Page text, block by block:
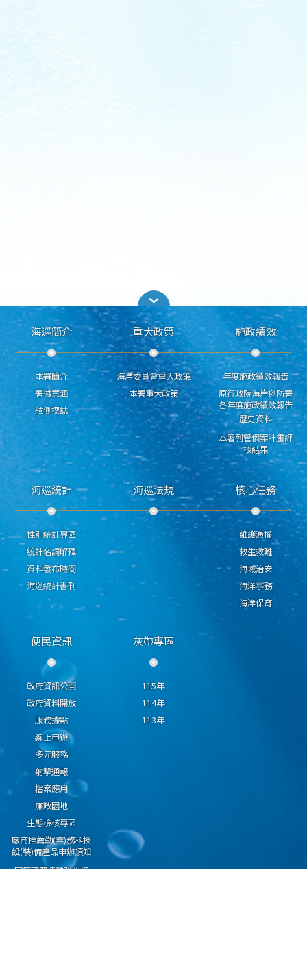
海巡簡介
本署簡介
署徽意涵
舷側標誌
重大政策
海洋委員會重大政策
本署重大政策
施政績效
年度施政績效報告
原行政院海岸巡防署
各年度施政績效報告
歷史資料
本署列管個案計畫評
核結果
海巡統計
性別統計專區
統計名詞解釋
資料發布時間
海巡統計書刊
海巡法規 核心任務
維護漁權
救生救難
海域治安
海洋事務
海洋保育
便民資訊
政府資訊公開
政府資料開放
服務據點
線上申辦
多元服務
射擊通報
檔案應用
廉政園地
生態檢核專區
廠商推薦勤(業)務科技
設(裝)備產品申辦須知
因應國際情勢強化經
灰帶專區
115年
114年
113年